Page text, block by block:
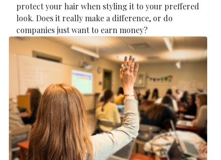
protect your hair when styling it to your preffered
look. Does it really make a difference, or do
companies just want to earn money?